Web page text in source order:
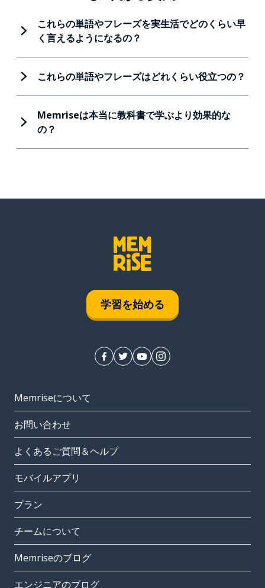
これらの単語やフレーズを実生活でどのくらい早
く言えるようになるの？
これらの単語やフレーズはどれくらい役立つの？
Memriseは本当に教科書で学ぶより効果的な
の？
学習を始める
Memriseについて
お問い合わせ
よくあるご質問＆ヘルプ
モバイルアプリ
プラン
チームについて
Memriseのブログ
エンジニアのブログ